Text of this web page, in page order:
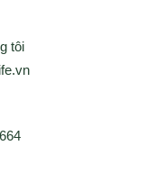
tôi